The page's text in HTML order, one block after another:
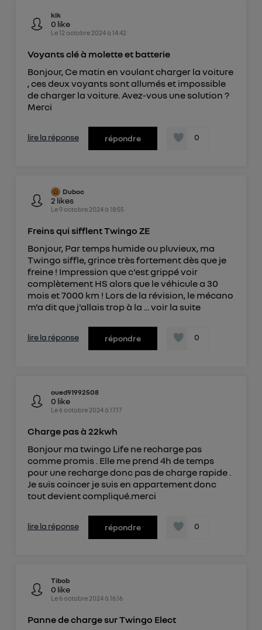
kik
0 like
Le12 octobre 2024à 14:42
Voyants clé à molette et batterie
Bonjour, Ce matin en voulant charger la voiture
, ces deux voyants sont allumés et impossible
de charger la voiture. Avez-vous une solution ?
Merci
lire la réponse répondre 0
Duboc
2 likes
Le9 octobre 2024à 18:55
Freins qui sifflent Twingo ZE
Bonjour, Par temps humide ou pluvieux, ma
Twingo siffle, grince très fortement dès que je
freine ! Impression que c'est grippé voir
complètement HS alors que le véhicule a 30
mois et 7000 km ! Lors de la révision, le mécano
m'a dit que j'allais trop à la ...voir la suite
lire la réponse répondre 0
oued91992508
0 like
Le6 octobre 2024à 17:17
Charge pas à 22kwh
Bonjour ma twingo Life ne recharge pas
comme promis . Elle me prend 4h de temps
pour une recharge donc pas de charge rapide .
Je suis coincer je suis en appartement donc
tout devient compliqué.merci
lire la réponse répondre 0
Tibob
0 like
Le6 octobre 2024à 16:16
Panne de charge sur Twingo Elect